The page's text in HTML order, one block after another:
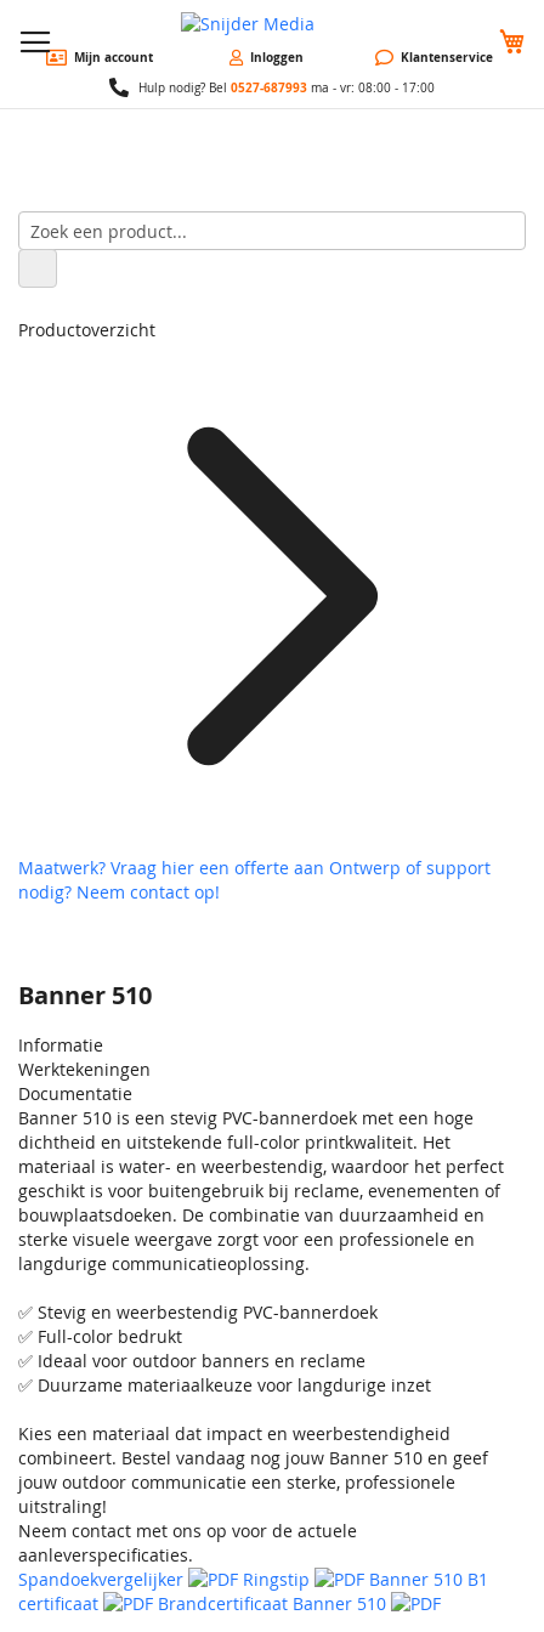
Mijn account Inloggen Klantenservice
Hulp nodig? Bel 0527-687993 ma - vr: 08:00 - 17:00
Banner 510
Informatie
Werktekeningen
Documentatie
Banner 510 is een stevig PVC-bannerdoek met een hoge
dichtheid en uitstekende full-color printkwaliteit. Het
materiaal is water- en weerbestendig, waardoor het perfect
geschikt is voor buitengebruik bij reclame, evenementen of
bouwplaatsdoeken. De combinatie van duurzaamheid en
sterke visuele weergave zorgt voor een professionele en
langdurige communicatieoplossing.
✅ Stevig en weerbestendig PVC-bannerdoek
✅ Full-color bedrukt
✅ Ideaal voor outdoor banners en reclame
✅ Duurzame materiaalkeuze voor langdurige inzet
Kies een materiaal dat impact en weerbestendigheid
combineert. Bestel vandaag nog jouw Banner 510 en geef
jouw outdoor communicatie een sterke, professionele
uitstraling!
Neem contact met ons op voor de actuele
aanleverspecificaties.
Spandoekvergelijker
Ringstip
Banner 510 B1
certificaat
Brandcertificaat Banner 510
Productoverzicht
Maatwerk? Vraag hier een offerte aan Ontwerp of support
nodig? Neem contact op!